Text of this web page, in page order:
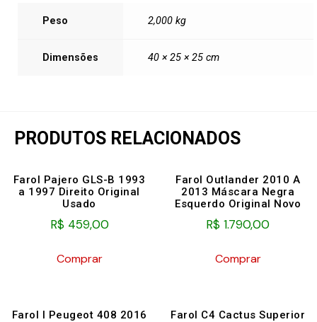
Peso 2,000 kg
Dimensões 40 × 25 × 25 cm
PRODUTOS RELACIONADOS
Farol Pajero GLS-B 1993
a 1997 Direito Original
Usado
R$459,00
Comprar
Farol Outlander 2010 A
2013 Máscara Negra
Esquerdo Original Novo
R$ 1.790,00
Comprar
Farol l Peugeot 408 2016
Farol C4 Cactus Superior